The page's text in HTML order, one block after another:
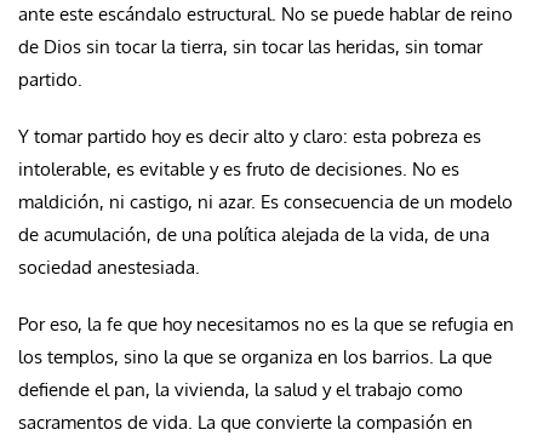
ante este escándalo estructural. No se puede hablar de reino
de Dios sin tocar la tierra, sin tocar las heridas, sin tomar
partido.
Y tomar partido hoy es decir alto y claro: esta pobreza es
intolerable, es evitable y es fruto de decisiones. No es
maldición, ni castigo, ni azar. Es consecuencia de un modelo
de acumulación, de una política alejada de la vida, de una
sociedad anestesiada.
Por eso, la fe que hoy necesitamos no es la que se refugia en
los templos, sino la que se organiza en los barrios. La que
defiende el pan, la vivienda, la salud y el trabajo como
sacramentos de vida. La que convierte la compasión en